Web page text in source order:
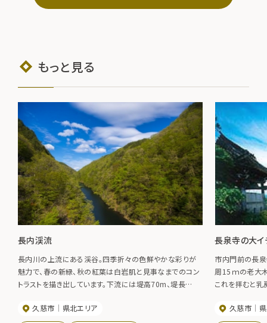
もっと見る
長内渓流
長内川の上流にある渓谷。四季折々の色鮮やかな彩りが
魅力で、春の新緑、秋の紅葉は白岩肌と見事なまでのコン
トラストを描き出しています。下流には堤高70m、堤長
ができます。
久慈市 県北エリア
長泉寺の大イ
市内門前の長
周15ｍの老大
これを拝むと乳
久慈市